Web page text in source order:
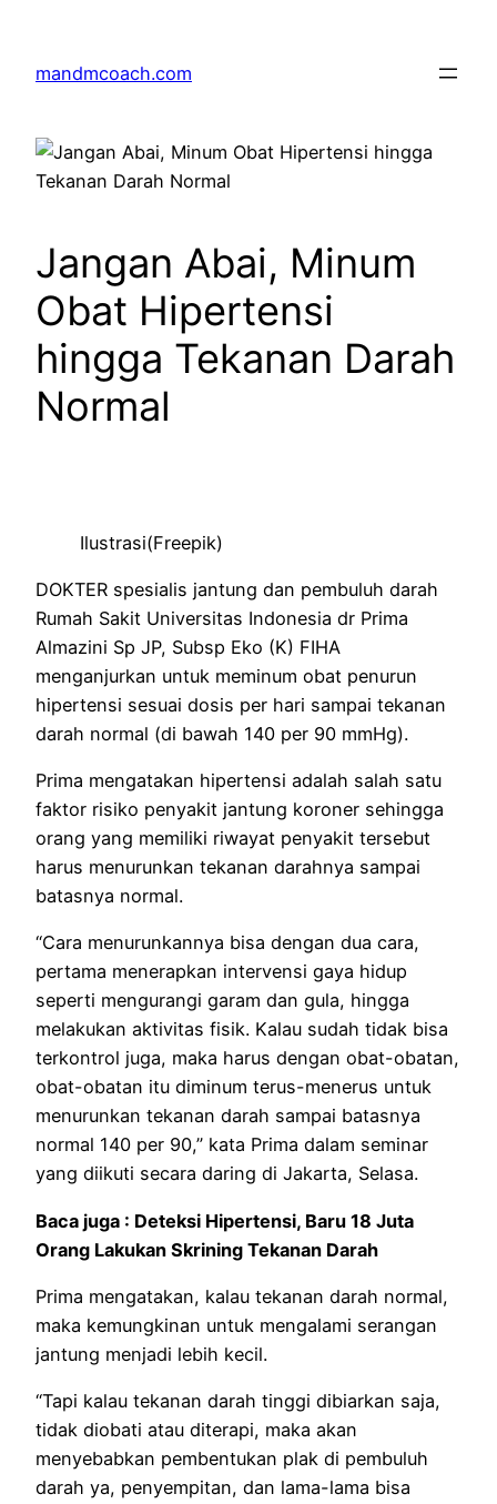
content
mandmcoach.com
Jangan Abai, Minum
Obat Hipertensi
hingga Tekanan Darah
Normal
Ilustrasi(Freepik)
DOKTER spesialis jantung dan pembuluh darah
Rumah Sakit Universitas Indonesia dr Prima
Almazini Sp JP, Subsp Eko (K) FIHA
menganjurkan untuk meminum obat penurun
hipertensi sesuai dosis per hari sampai tekanan
darah normal (di bawah 140 per 90 mmHg).
Prima mengatakan hipertensi adalah salah satu
faktor risiko penyakit jantung koroner sehingga
orang yang memiliki riwayat penyakit tersebut
harus menurunkan tekanan darahnya sampai
batasnya normal.
“Cara menurunkannya bisa dengan dua cara,
pertama menerapkan intervensi gaya hidup
seperti mengurangi garam dan gula, hingga
melakukan aktivitas fisik. Kalau sudah tidak bisa
terkontrol juga, maka harus dengan obat-obatan,
obat-obatan itu diminum terus-menerus untuk
menurunkan tekanan darah sampai batasnya
normal 140 per 90,” kata Prima dalam seminar
yang diikuti secara daring di Jakarta, Selasa.
Baca juga : Deteksi Hipertensi, Baru 18 Juta
Orang Lakukan Skrining Tekanan Darah
Prima mengatakan, kalau tekanan darah normal,
maka kemungkinan untuk mengalami serangan
jantung menjadi lebih kecil.
“Tapi kalau tekanan darah tinggi dibiarkan saja,
tidak diobati atau diterapi, maka akan
menyebabkan pembentukan plak di pembuluh
darah ya, penyempitan, dan lama-lama bisa